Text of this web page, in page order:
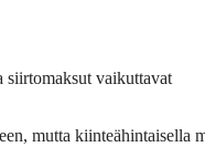
siirtomaksut vaikuttavat
mutta kiinteähintaisella